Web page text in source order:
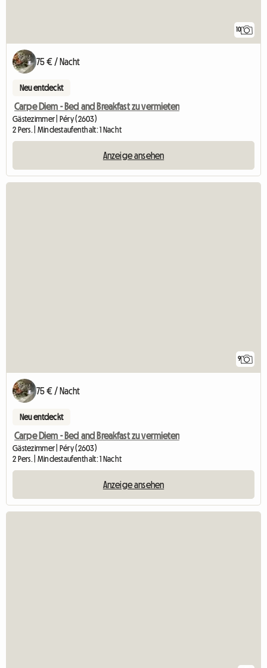
10
75 € / Nacht
Neu entdeckt
Carpe Diem - Bed and Breakfast zu vermieten
Gästezimmer | Péry (2603)
2 Pers. | Mindestaufenthalt: 1 Nacht
Anzeige ansehen
9
75 € / Nacht
Neu entdeckt
Carpe Diem - Bed and Breakfast zu vermieten
Gästezimmer | Péry (2603)
2 Pers. | Mindestaufenthalt: 1 Nacht
Anzeige ansehen